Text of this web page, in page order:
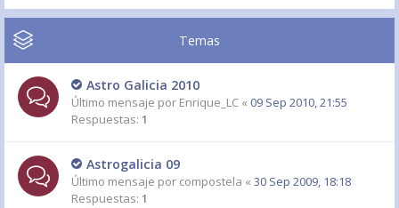
Temas
Astro Galicia 2010
Último mensaje por Enrique_LC « 09 Sep 2010, 21:55
Respuestas: 1
Astrogalicia 09
Último mensaje por compostela « 30 Sep 2009, 18:18
Respuestas: 1